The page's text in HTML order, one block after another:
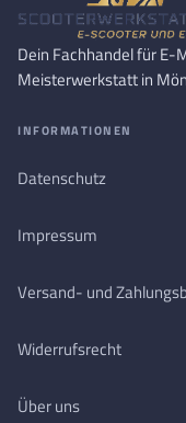
Dein Fachhandel für E-
Meisterwerkstatt in
INFORMATIONEN
Datenschutz
Impressum
Versand- und
Widerrufsrecht
Über uns